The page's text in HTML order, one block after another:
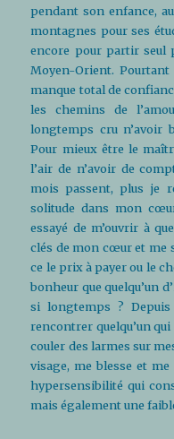
pendant son enfance,
montagnes pour ses
encore pour partir seul
Moyen-Orient.
manque total de
les chemins de
longtemps cru n’avoir
Pour mieux être le
l’air de n’avoir de
mois passent, plus je
solitude dans mon
essayé de m’ouvrir à
clés de mon cœur et me
ce le prix à payer ou le
bonheur que quelqu’un
si longtemps ?
rencontrer quelqu’un
couler des larmes sur
visage, me blesse et
hypersensibilité qui
mais également une